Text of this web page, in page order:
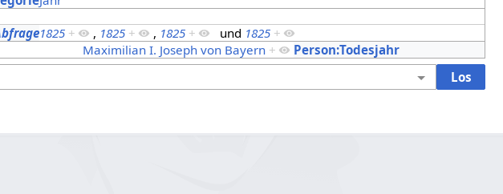
1825 + , 1825 + , 1825 + und 1825 +
Person:Todesjahr
Maximilian I. Joseph von Bayern +